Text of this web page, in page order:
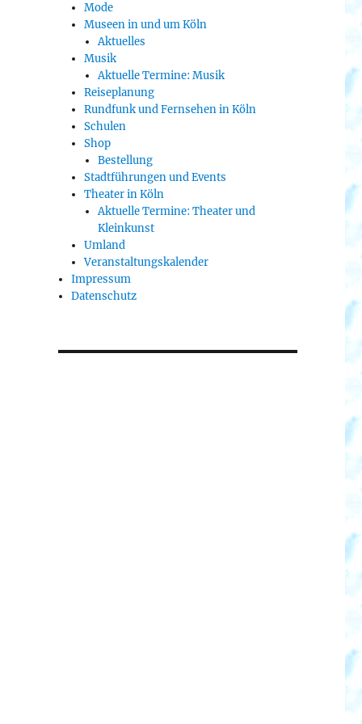
Mode
Museen in und um Köln
Aktuelles
Musik
Aktuelle Termine: Musik
Reiseplanung
Rundfunk und Fernsehen in Köln
Schulen
Shop
Bestellung
Stadtführungen und Events
Theater in Köln
Aktuelle Termine: Theater und
Kleinkunst
Umland
Veranstaltungskalender
Impressum
Datenschutz